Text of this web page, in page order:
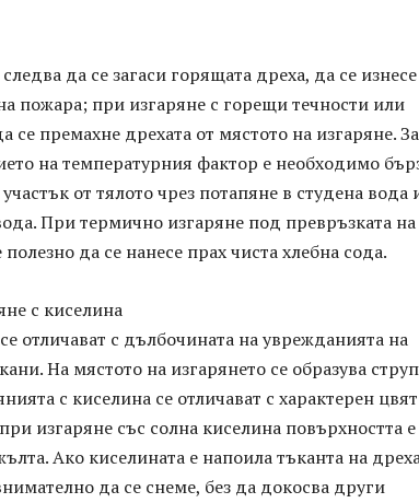
да се загаси горящата дреха, да се изнесе
пожара; при изгаряне с горещи течности или
се премахне дрехата от мястото на изгаряне. За
на температурния фактор е необходимо
от тялото чрез потапяне в студена вода
При термично изгаряне под превръзката на
да се нанесе прах чиста хлебна сода.
с киселина
отличават с дълбочината на уврежданията на
На мястото на изгарянето се образува
с киселина се отличават с характерен
изгаряне със солна киселина повърхността е
Ако киселината е напоила тъканта на
да се снеме, без да докосва други